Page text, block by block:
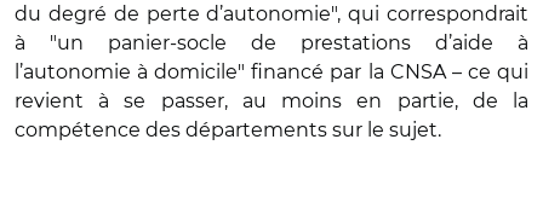
du degré de perte d’autonomie", qui correspondrait
à "un panier-socle de prestations d’aide à
l’autonomie à domicile" financé par la CNSA – ce qui
revient à se passer, au moins en partie, de la
compétence des départements sur le sujet.